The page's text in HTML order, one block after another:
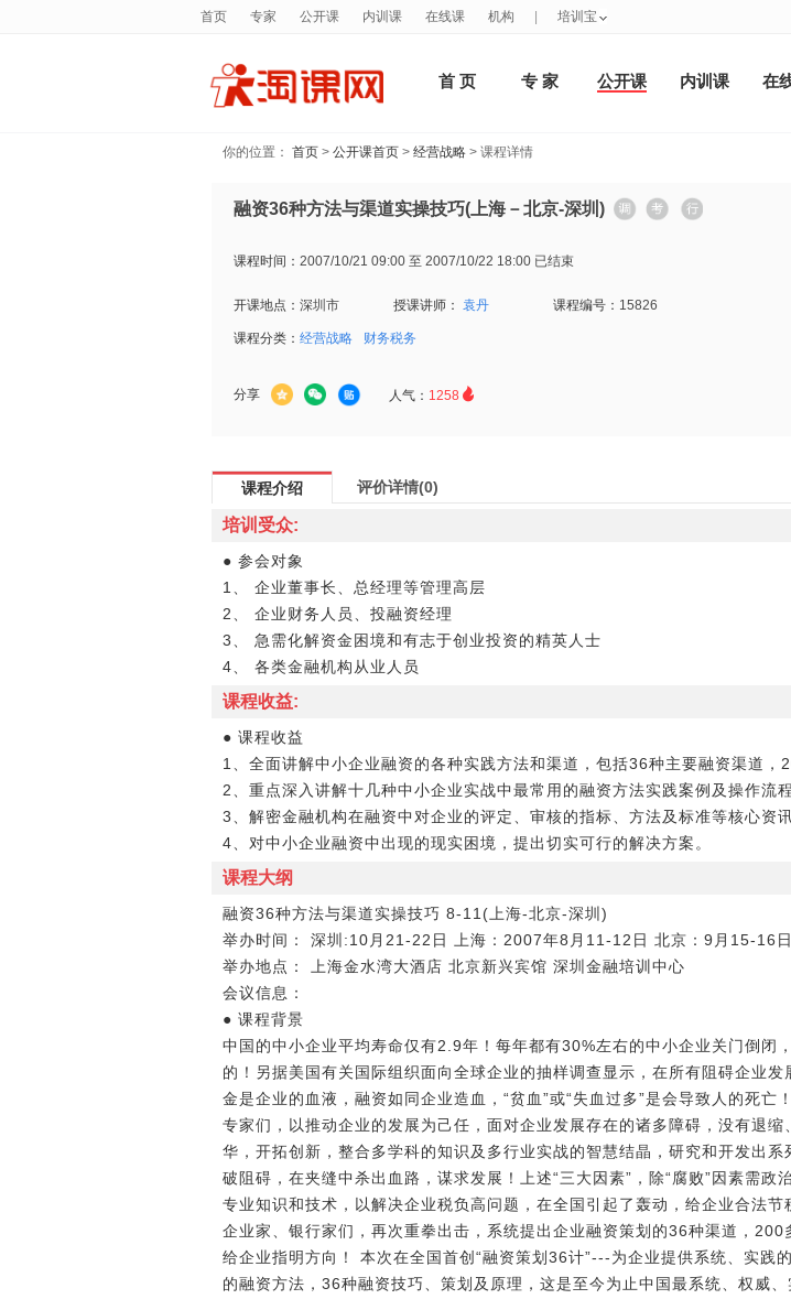
首 页 专 家 公开课 内训课 在
你的位置： 首页 > 公开课首页 > 经营战略 > 课程详情
融资36种方法与渠道实操技巧(上海－北京-深圳)
课程时间： 2007/10/21 09:00 至 2007/10/22 18:00 已结束
开课地点： 深圳市 授课讲师： 袁丹 课程编号： 15826
课程分类： 经营战略 财务税务
分享 人气： 1258 
课程介绍 评价详情(0)
培训受众:
● 参会对象
1、 企业董事长、总经理等管理高层
2、 企业财务人员、投融资经理
3、 急需化解资金困境和有志于创业投资的精英人士
4、 各类金融机构从业人员
课程收益:
● 课程收益
1、全面讲解中小企业融资的各种实践方法和渠道，包括36种主要融资渠道，
2、重点深入讲解十几种中小企业实战中最常用的融资方法实践案例及操作流程
3、解密金融机构在融资中对企业的评定、审核的指标、方法及标准等核心资讯
4、对中小企业融资中出现的现实困境，提出切实可行的解决方案。
课程大纲
融资36种方法与渠道实操技巧 8-11(上海-北京-深圳)
举办时间： 深圳:10月21-22日 上海：2007年8月11-12日 北京：9月15-16日
举办地点： 上海金水湾大酒店 北京新兴宾馆 深圳金融培训中心
会议信息：
● 课程背景
中国的中小企业平均寿命仅有2.9年！每年都有30%左右的中小企业关门倒闭
的！另据美国有关国际组织面向全球企业的抽样调查显示，在所有阻碍企业发
金是企业的血液，融资如同企业造血，“贫血”或“失血过多”是会导致人的死
专家们，以推动企业的发展为己任，面对企业发展存在的诸多障碍，没有退
华，开拓创新，整合多学科的知识及多行业实战的智慧结晶，研究和开发出
破阻碍，在夹缝中杀出血路，谋求发展！上述“三大因素”，除“腐败”因素需
专业知识和技术，以解决企业税负高问题，在全国引起了轰动，给企业合法
企业家、银行家们，再次重拳出击，系统提出企业融资策划的36种渠道，
给企业指明方向！ 本次在全国首创“融资策划36计”---为企业提供系统、实
的融资方法，36种融资技巧、策划及原理，这是至今为止中国最系统、权威
首页 专家 公开课 内训课 在线课 机构 培训宝